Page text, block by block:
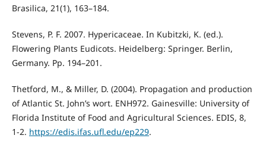
Brasilica, 21(1), 163–184.
Stevens, P. F. 2007. Hypericaceae. In Kubitzki, K. (ed.).
Flowering Plants Eudicots. Heidelberg: Springer. Berlin,
Germany. Pp. 194–201.
Thetford, M., & Miller, D. (2004). Propagation and production
of Atlantic St. John’s wort. ENH972. Gainesville: University of
Florida Institute of Food and Agricultural Sciences. EDIS, 8,
1-2. https://edis.ifas.ufl.edu/ep229.